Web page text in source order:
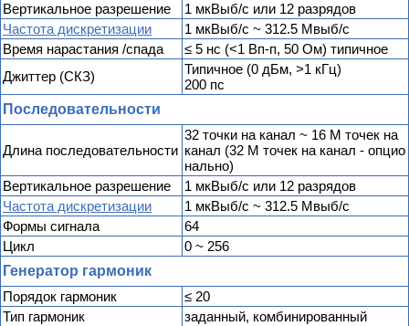
Вертикальное разрешение
1 мкВыб/с или 12 разрядов
Частота дискретизации
1 мкВыб/с ~ 312.5 Мвыб/с
Время нарастания /спада
≤ 5 нс (<1 Вп-п, 50 Ом) типичное
Джиттер (СКЗ)
Типичное (0 дБм, >1 кГц)
200 пс
Последовательности
Длина последовательности
32 точки на канал ~ 16 М точек на
канал (32 М точек на канал - опцио
нально)
Вертикальное разрешение
1 мкВыб/с или 12 разрядов
Частота дискретизации
1 мкВыб/с ~ 312.5 Мвыб/с
Формы сигнала
64
Цикл
0 ~ 256
Генератор гармоник
Порядок гармоник
≤ 20
Тип гармоник
заданный, комбинированный